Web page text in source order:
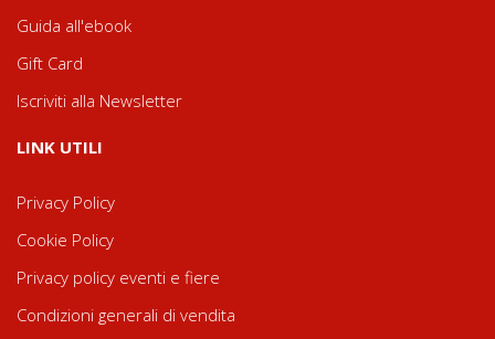
Guida all'ebook
Gift Card
Iscriviti alla Newsletter
LINK UTILI
Privacy Policy
Cookie Policy
Privacy policy eventi e fiere
Condizioni generali di vendita